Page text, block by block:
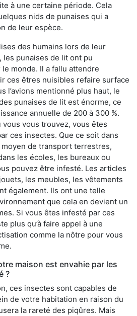
à une certaine période. Cela
nids de punaises qui a
de leur espèce.
des humains lors de leur
les punaises de lit ont pu
monde. Il a fallu attendre
ces êtres nuisibles refaire surface
l’avions mentionné plus haut, le
punaises de lit est énorme, ce
annuelle de 200 à 300 %.
vous trouvez, vous êtes
ces insectes. Que ce soit dans
de transport terrestres,
les écoles, les bureaux ou
pouvez être infesté. Les articles
les meubles, les vêtements
également. Ils ont une telle
que cela en devient un
Si vous êtes infesté par ces
plus qu’à faire appel à une
comme la nôtre pour vous
maison est envahie par les
?
ces insectes sont capables de
de votre habitation en raison du
la rareté des piqûres. Mais